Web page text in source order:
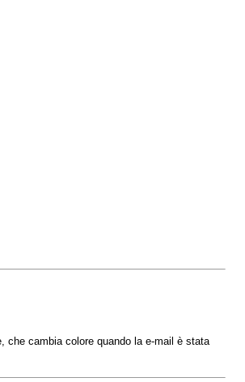
che cambia colore quando la e-mail è stata